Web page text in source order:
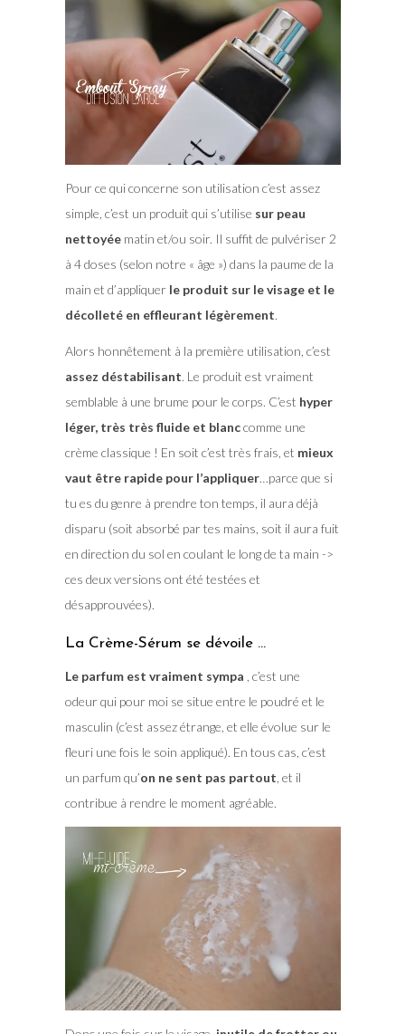
Pour ce qui concerne son utilisation c’est assez
simple, c’est un produit qui s’utilise sur peau
nettoyéematin et/ou soir. Il suffit de pulvériser 2
à 4 doses (selon notre « âge ») dans la paume de la
main et d’appliquer le produit sur le visage et le
décolleté en effleurant légèrement.
Alors honnêtement à la première utilisation, c’est
assez déstabilisant. Le produit est vraiment
semblable à une brume pour le corps. C’est hyper
léger, très très fluide et blanccomme une
crème classique ! En soit c’est très frais, et mieux
vaut être rapide pour l’appliquer…parce que si
tu es du genre à prendre ton temps, il aura déjà
disparu (soit absorbé par tes mains, soit il aura fuit
en direction du sol en coulant le long de ta main ->
ces deux versions ont été testées et
désapprouvées).
La Crème-Sérum se dévoile …
Le parfum est vraiment sympa , c’est une
odeur qui pour moi se situe entre le poudré et le
masculin (c’est assez étrange, et elle évolue sur le
fleuri une fois le soin appliqué). En tous cas, c’est
un parfum qu’on ne sent pas partout , et il
contribue à rendre le moment agréable.